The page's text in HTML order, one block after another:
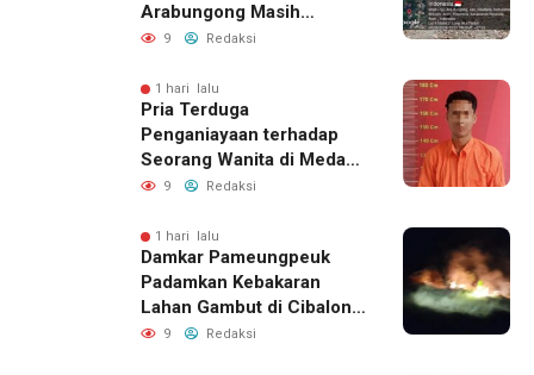
Arabungong Masih
Menunggu Bantuan
9 Redaksi
1 hari lalu
Pria Terduga
Penganiayaan terhadap
Seorang Wanita di Medan
Ditangkap Polisi
9 Redaksi
1 hari lalu
Damkar Pameungpeuk
Padamkan Kebakaran
Lahan Gambut di Cibalong,
Permukiman Warga
9 Redaksi